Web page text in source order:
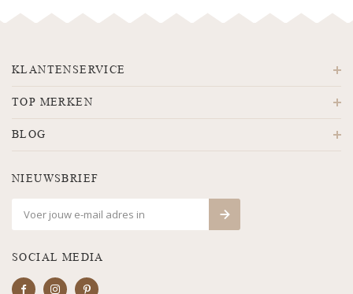
KLANTENSERVICE
TOP MERKEN
BLOG
NIEUWSBRIEF
SOCIAL MEDIA